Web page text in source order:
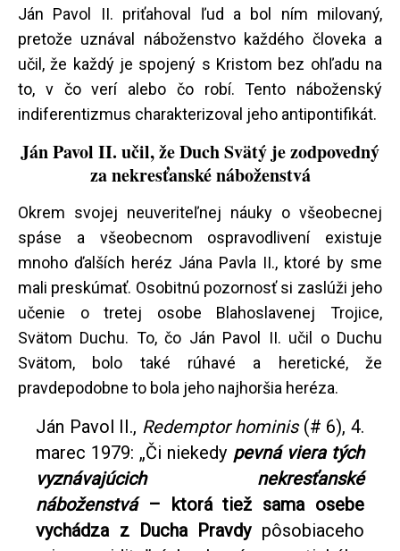
Ján Pavol II. priťahoval ľud a bol ním milovaný,
pretože uznával náboženstvo každého človeka a
učil, že každý je spojený s Kristom bez ohľadu na
to, v čo verí alebo čo robí. Tento náboženský
indiferentizmus charakterizoval jeho antipontifikát.
Ján Pavol II. učil, že Duch Svätý je zodpovedný
za nekresťanské náboženstvá
Okrem svojej neuveriteľnej náuky o všeobecnej
spáse a všeobecnom ospravodlivení existuje
mnoho ďalších heréz Jána Pavla II., ktoré by sme
mali preskúmať. Osobitnú pozornosť si zaslúži jeho
učenie o tretej osobe Blahoslavenej Trojice,
Svätom Duchu. To, čo Ján Pavol II. učil o Duchu
Svätom, bolo také rúhavé a heretické, že
pravdepodobne to bola jeho najhoršia heréza.
Ján Pavol II., Redemptor hominis(# 6), 4.
marec 1979: „Či niekedy pevná viera tých
vyznávajúcich nekresťanské
náboženstvá– ktorá tiež sama osebe
vychádza z Ducha Pravdypôsobiaceho